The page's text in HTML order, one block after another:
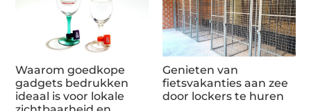
Waarom goedkope
gadgets bedrukken
ideaal is voor lokale
Genieten van
fietsvakanties aan zee
door lockers te huren